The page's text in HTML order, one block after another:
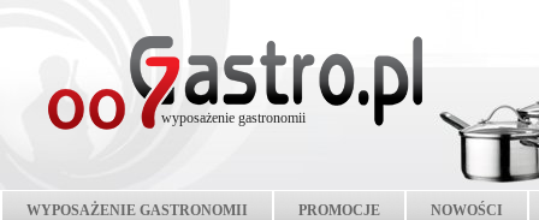
wyposażenie gastronomii
WYPOSAŻENIE GASTRONOMII PROMOCJE NOWOŚCI